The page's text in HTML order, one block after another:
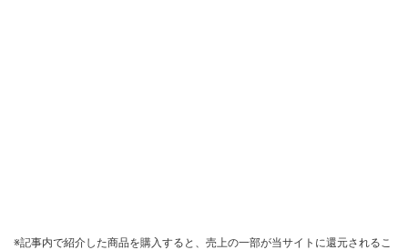
※記事内で紹介した商品を購入すると、売上の一部が当サイトに還元されるこ